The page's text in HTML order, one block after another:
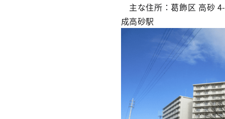
主な住所：葛飾区 高砂
成高砂駅